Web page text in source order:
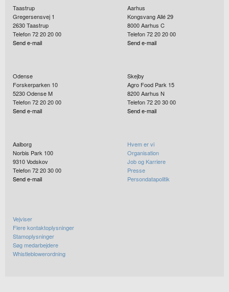
Taastrup
Gregersensvej 1
2630Taastrup
Telefon 72 20 20 00
Send e-mail
Aarhus
Kongsvang Allé 29
8000Aarhus C
Telefon 72 20 20 00
Send e-mail
Odense
Forskerparken 10
5230Odense M
Telefon 72 20 20 00
Send e-mail
Skejby
Agro Food Park 15
8200Aarhus N
Telefon 72 20 30 00
Send e-mail
Aalborg
Norbis Park 100
9310Vodskov
Telefon 72 20 30 00
Send e-mail
Hvem er vi
Organisation
Job og Karriere
Presse
Persondatapolitik
Vejviser
Flere kontaktoplysninger
Stamoplysninger
Søg medarbejdere
Whistleblowerordning